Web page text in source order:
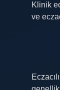
Klinik
ve